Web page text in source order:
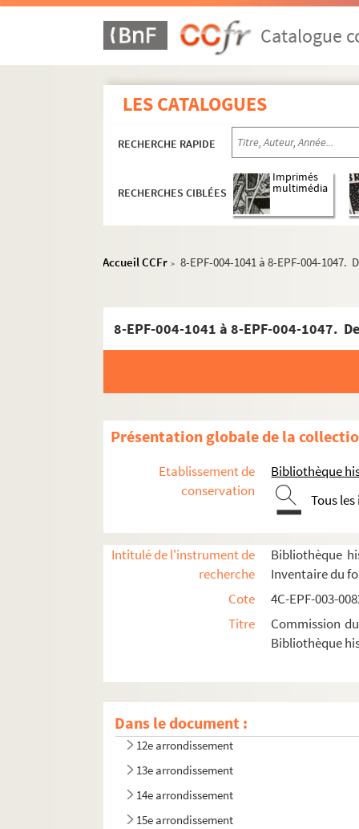
Catalogue
LES CATALOGUES
RECHERCHE RAPIDE
RECHERCHES CIBLÉES
Imprimés
multimédia
Accueil CCFr > 8-EPF-004-1041 à 8-EPF-004-
Présentation globale de la
Etablissement de
conservation
Bibliothèque
Tous
Intitulé de l'instrument de
recherche
Bibliothèque
Inventaire du
Cote
4C-EPF-003-
Titre
Commission
Bibliothèque
Dans le document :
1er arrondissement
2e arrondissement
4e arrondissement
5e arrondissement
11e arrondissement
12e arrondissement
13e arrondissement
14e arrondissement
15e arrondissement